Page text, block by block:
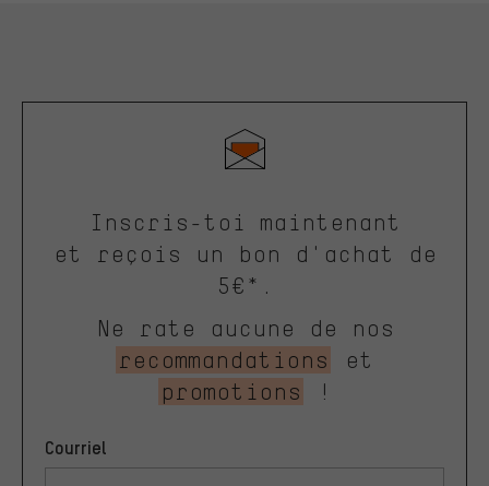
Inscris-toi maintenant
et reçois un bon d'achat de
5€*.
Ne rate aucune de nos
recommandations
et
promotions
!
Courriel